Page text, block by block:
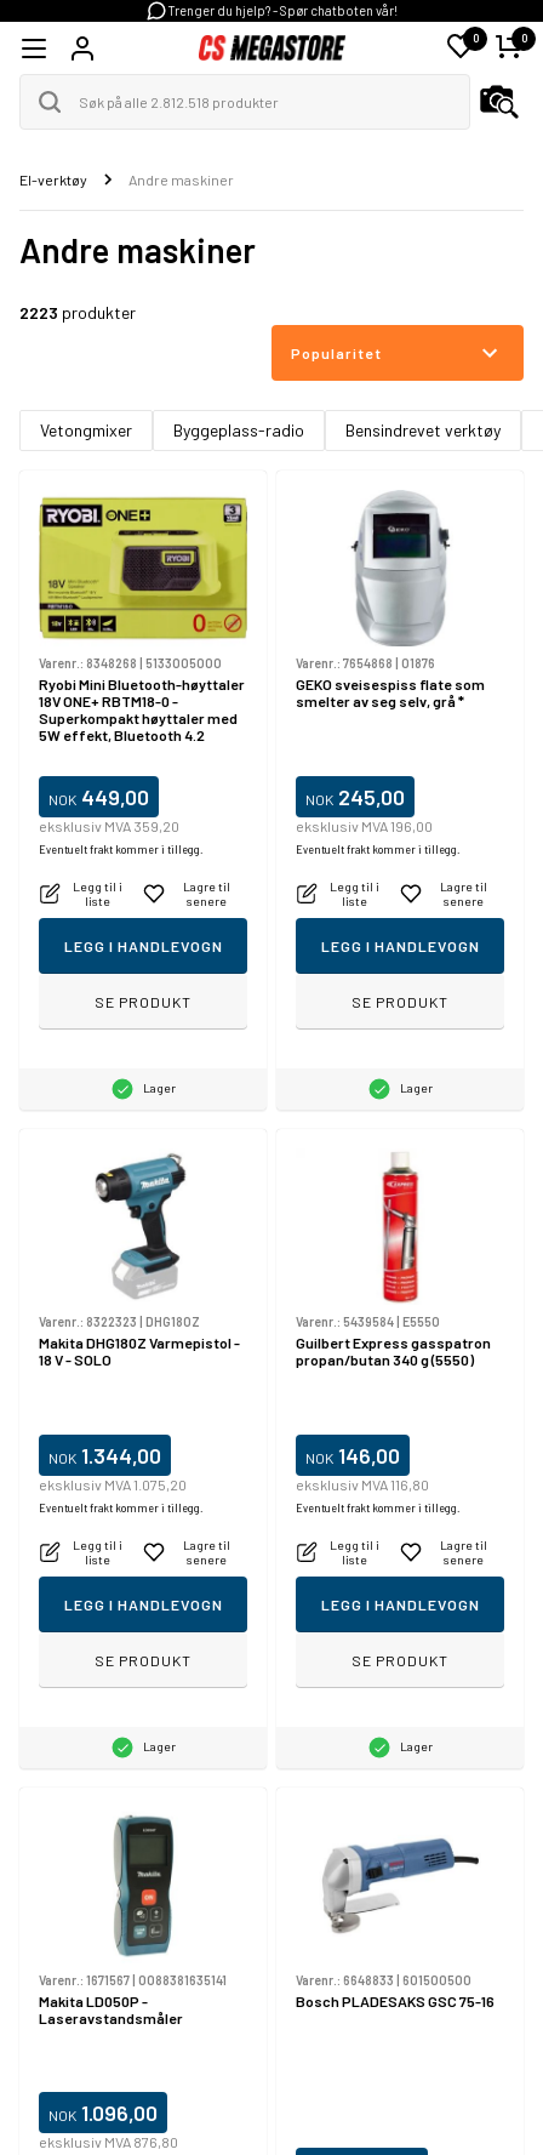
Trenger du hjelp? - Spør chatboten vår!
0 0
El-verktøy Andre maskiner
Andre maskiner
2223 produkter
Popularitet
Vetongmixer Byggeplass-radio Bensindrevet verktøy
Varenr.: 8348268 | 5133005000
Ryobi Mini Bluetooth-høyttaler
18V ONE+ RBTM18-0 -
Superkompakt høyttaler med
5W effekt, Bluetooth 4.2
NOK 449,00
eksklusiv MVA 359,20
Eventuelt frakt kommer i tillegg.
Legg til i
liste
Lagre til
senere
LEGG I HANDLEVOGN
SE PRODUKT
Lager
Varenr.: 7654868 | 01876
GEKO sveisespiss flate som
smelter av seg selv, grå *
NOK 245,00
eksklusiv MVA 196,00
Eventuelt frakt kommer i tillegg.
Legg til i
liste
Lagre til
senere
LEGG I HANDLEVOGN
SE PRODUKT
Lager
Varenr.: 8322323 | DHG180Z
Makita DHG180Z Varmepistol -
18 V - SOLO
NOK 1.344,00
eksklusiv MVA 1.075,20
Eventuelt frakt kommer i tillegg.
Legg til i
liste
Lagre til
senere
LEGG I HANDLEVOGN
SE PRODUKT
Lager
Varenr.: 5439584| E5550
Guilbert Express gasspatron
propan/butan 340 g (5550)
NOK 146,00
eksklusiv MVA 116,80
Eventuelt frakt kommer i tillegg.
Legg til i
liste
Lagre til
senere
LEGG I HANDLEVOGN
SE PRODUKT
Lager
Varenr.: 1671567| 0088381635141
Makita LD050P -
Laseravstandsmåler
NOK 1.096,00
eksklusiv MVA 876,80
Varenr.: 6648833 | 601500500
Bosch PLADESAKS GSC 75-16